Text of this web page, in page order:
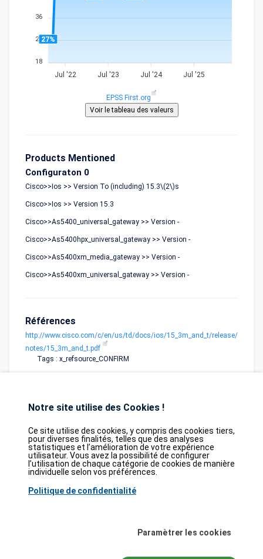
36
27
18
27%
Jul '22 Jul '23 Jul '24 Jul '25
EPSS First.org
Products Mentioned
Configuraton 0
Cisco>>Ios >> Version To (including) 15.3\(2\)s
Cisco>>Ios >> Version 15.3
Cisco>>As5400_universal_gateway >> Version -
Cisco>>As5400hpx_universal_gateway >> Version -
Cisco>>As5400xm_media_gateway >> Version -
Cisco>>As5400xm_universal_gateway >> Version -
Références
http://www.cisco.com/c/en/us/td/docs/ios/15_3m_and_t/release/
notes/15_3m_and_t.pdf
Tags : x_refsource_CONFIRM
tesweb SA
Database
Partners
GDPR Contact Purchase
des vulnérabilités activement exploitées (KEV) provient de laCybersecurity
. Enfin, les données relatives aux faiblesses logicielles
Notre site utilise des Cookies !
Ce site utilise des cookies, y compris des cookies tiers,
pour diverses finalités, telles que des analyses
statistiques et l’amélioration de votre expérience
utilisateur. Vous avez la possibilité de configurer
l’utilisation de chaque catégorie de cookies de manière
individuelle selon vos préférences.
Politique de confidentialité
Paramètrer les cookies